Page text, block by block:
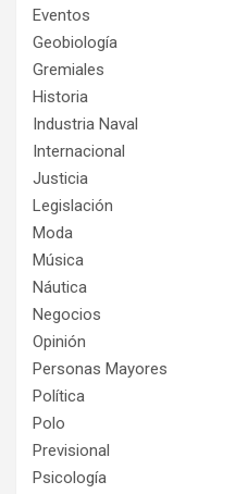
Eventos
Geobiología
Gremiales
Historia
Industria Naval
Internacional
Justicia
Legislación
Moda
Música
Náutica
Negocios
Opinión
Personas Mayores
Política
Polo
Previsional
Psicología